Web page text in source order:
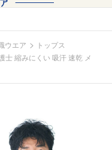
ウエア > トップス
士 縮みにくい 吸汗 速乾 メ